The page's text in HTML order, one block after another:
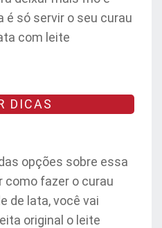
é só servir o seu curau
com leite
DICAS
opções sobre essa
como fazer o curau
de lata, você vai
original o leite